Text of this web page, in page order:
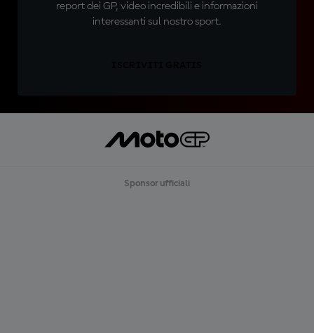
report dei GP, video incredibili e informazioni
interessanti sul nostro sport.
Sponsor ufficiali